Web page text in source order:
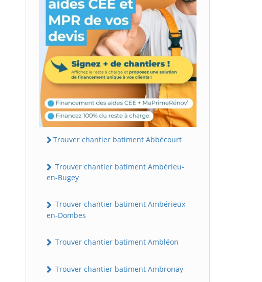
Trouver chantier batiment Abbécourt
Trouver chantier batiment Ambérieu-
en-Bugey
Trouver chantier batiment Ambérieux-
en-Dombes
Trouver chantier batiment Ambléon
Trouver chantier batiment Ambronay